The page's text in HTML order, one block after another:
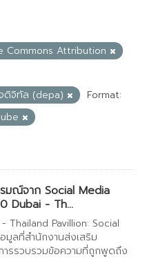
Commons Attribution
ดิจิทัล (depa)
Format:
รมณ์จาก Social Media
Dubai - Th...
Pavillion: Social
มูลที่สำนักงานส่งเสริม
รรวบรวมข้อความที่ถูกพูดถึง